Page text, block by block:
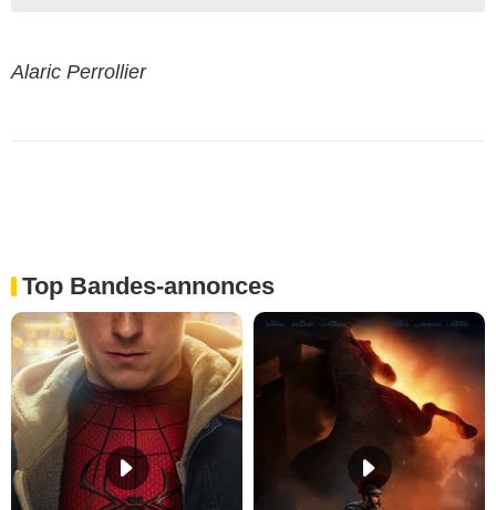
Alaric Perrollier
Top Bandes-annonces